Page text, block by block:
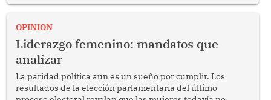
OPINION
Liderazgo femenino: mandatos que
analizar
La paridad política aún es un sueño por cumplir. Los
resultados de la elección parlamentaria del último